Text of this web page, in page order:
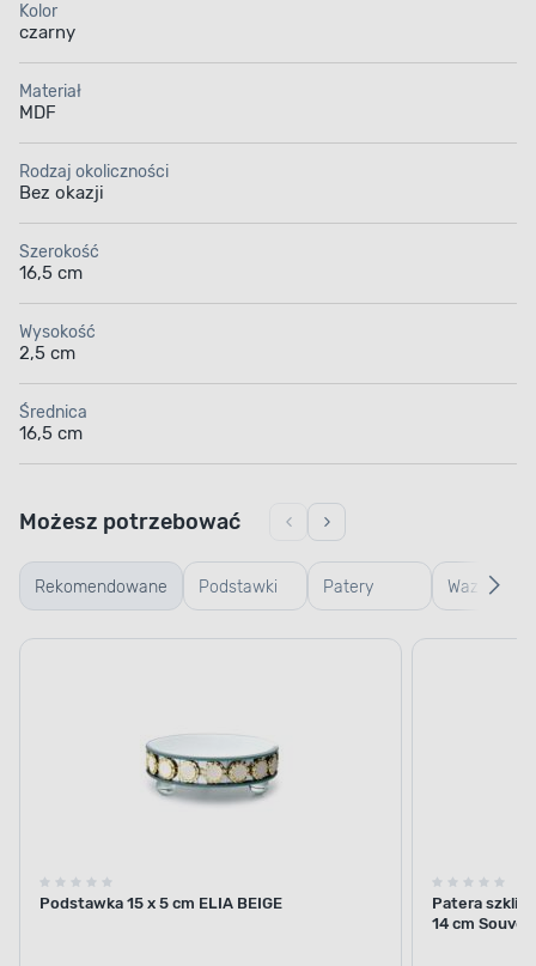
Kolor
czarny
Materiał
MDF
Rodzaj okoliczności
Bez okazji
Szerokość
16,5 cm
Wysokość
2,5 cm
Średnica
16,5 cm
Rekomendowane Podstawki
dekoracyjne
Patery
dekoracyjne
Wazony
ceramiczne
Możesz potrzebować
Podstawka 15 x 5 cm ELIA BEIGE
Patera
14 cm